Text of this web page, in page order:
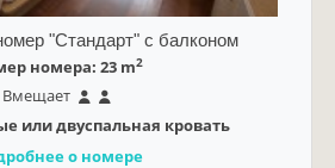
"Стандарт" с балконом
номера: 23 m2
Вмещает
или двуспальная кровать
о номере